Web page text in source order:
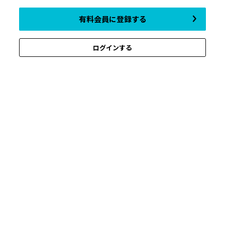
有料会員に登録する
ログインする